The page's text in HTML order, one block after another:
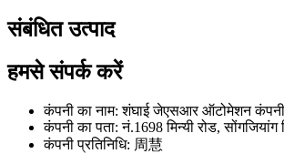
संबंधित उत्पाद
हमसे संपर्क करें
कंपनी का नाम: शंघाई जेएसआर ऑटोमेशन
कंपनी का पता: नं.1698 मिन्यी रोड, सोंगजियांग
कंपनी प्रतिनिधि: 周慧